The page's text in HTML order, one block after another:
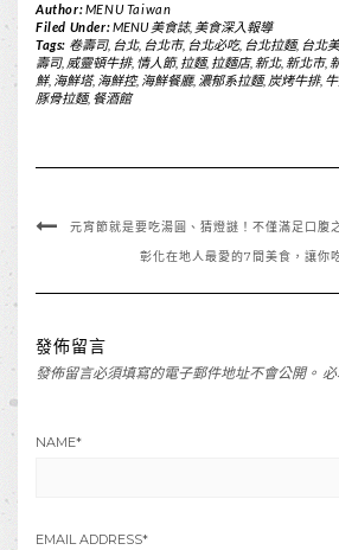
Author:MENU Taiwan
Filed Under:MENU 美食誌, 美食深入報導
Tags: 卷壽司, 台北, 台北市, 台北必吃, 台北拉麵, 台北
壽司, 威靈頓牛排, 情人節, 拉麵, 拉麵店, 新北, 新北市,
鮮, 海鮮塔, 海鮮控, 海鮮餐廳, 濃郁系拉麵, 炭烤牛排,
豚骨拉麵, 餐酒館
元宵節就是要吃湯圓、猜燈謎！不僅滿足口腹
彰化在地人最愛的7間美食，讓你
發佈留言
發佈留言必須填寫的電子郵件地址不會公開。
NAME*
EMAIL ADDRESS*